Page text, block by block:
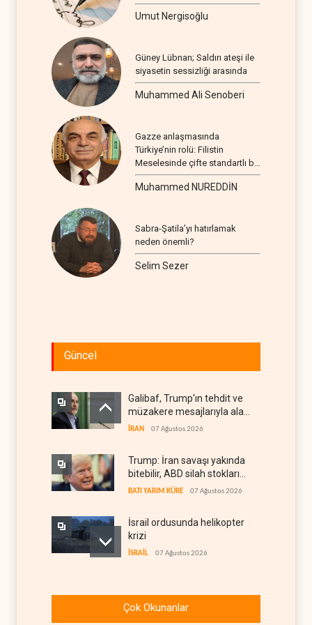
Umut Nergisoğlu
Güney Lübnan; Saldırı ateşi ile
siyasetin sessizliği arasında
Muhammed Ali Senoberi
Gazze anlaşmasında
Türkiye’nin rolü: Filistin
Meselesinde çifte standartlı bir
seyir
Muhammed NUREDDİN
Sabra-Şatila’yı hatırlamak
neden önemli?
Selim Sezer
Güncel
Galibaf, Trump'ın tehdit ve
müzakere mesajlarıyla alay
etti
İRAN 07 Ağustos 2026
Trump: İran savaşı yakında
bitebilir, ABD silah stokları
zorlanıyor
BATI YARIM KÜRE 07 Ağustos 2026
İsrail ordusunda helikopter
krizi
İSRAİL 07 Ağustos 2026
yerine askeri üs projesi
Çok Okunanlar